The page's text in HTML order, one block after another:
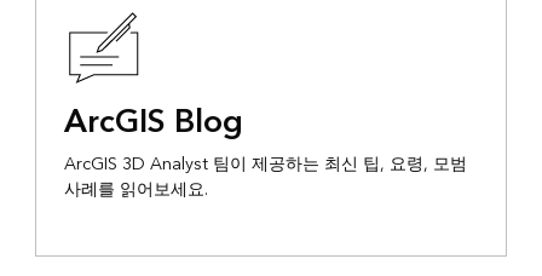
ArcGIS Blog
ArcGIS 3D Analyst 팀이 제공하는 최신 팁, 요령, 모범
사례를 읽어보세요.